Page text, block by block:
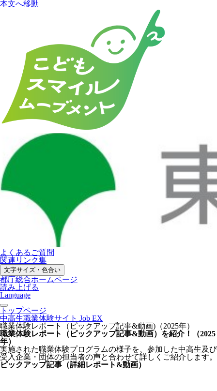
本文へ移動
よくあるご質問
関連リンク集
文字サイズ・色合い
都庁総合ホームページ
読み上げる
Language
トップページ
中高生職業体験サイト Job EX
職業体験レポート（ピックアップ記事&動画)（2025年）
職業体験レポート（ピックアップ記事&動画）を紹介！（2025
年）
実施された職業体験プログラムの様子を、参加した中高生及び
受入企業・団体の担当者の声と合わせて詳しくご紹介します。
ピックアップ記事（詳細レポート&動画）